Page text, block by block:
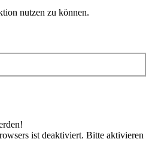
nutzen zu können.
ist deaktiviert. Bitte aktivieren